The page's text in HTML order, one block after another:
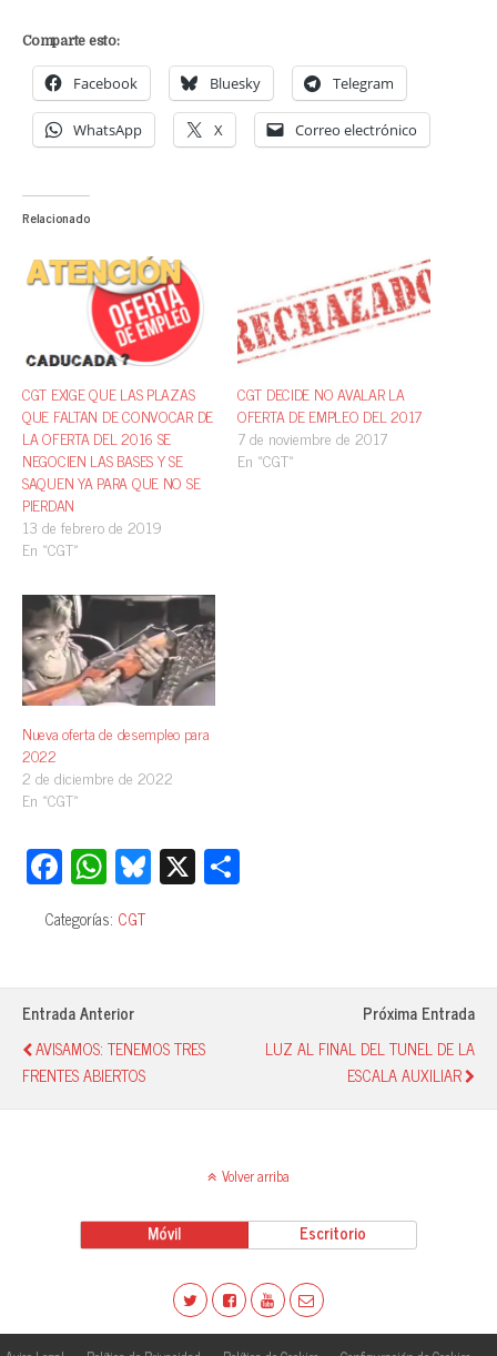
Comparte esto:
Facebook Bluesky Telegram
WhatsApp X Correo electrónico
Relacionado
CGT EXIGE QUE LAS PLAZAS
QUE FALTAN DE CONVOCAR DE
LA OFERTA DEL 2016 SE
NEGOCIEN LAS BASES Y SE
SAQUEN YA PARA QUE NO SE
PIERDAN
13 de febrero de 2019
En «CGT»
CGT DECIDE NO AVALAR LA
OFERTA DE EMPLEO DEL 2017
7 de noviembre de 2017
En «CGT»
Nueva oferta de desempleo para
2022
2 de diciembre de 2022
En «CGT»
Fa
ce
bo
ok
W
ha
ts
A
pp
Bl
ue
y
X
pa
Categorías: CGT
Entrada Anterior
AVISAMOS: TENEMOS TRES
FRENTES ABIERTOS
Próxima Entrada
LUZ AL FINAL DEL TUNEL DE LA
ESCALA AUXILIAR
Volver arriba
Móvil Escritorio